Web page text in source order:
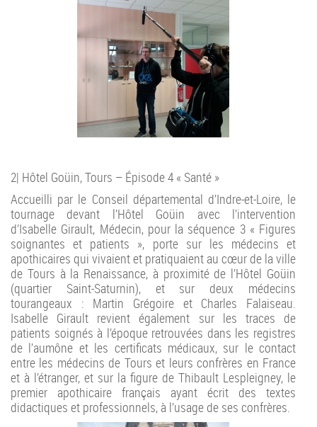
2| Hôtel Goüin, Tours – Épisode 4 « Santé »
Accueilli par le Conseil départemental d’Indre-et-Loire, le
tournage devant l’Hôtel Goüin avec l’intervention
d’Isabelle Girault, Médecin, pour la séquence 3 « Figures
soignantes et patients », porte sur les médecins et
apothicaires qui vivaient et pratiquaient au cœur de la ville
de Tours à la Renaissance, à proximité de l’Hôtel Goüin
(quartier Saint-Saturnin), et sur deux médecins
tourangeaux : Martin Grégoire et Charles Falaiseau.
Isabelle Girault revient également sur les traces de
patients soignés à l’époque retrouvées dans les registres
de l’aumône et les certificats médicaux, sur le contact
entre les médecins de Tours et leurs confrères en France
et à l’étranger, et sur la figure de Thibault Lespleigney, le
premier apothicaire français ayant écrit des textes
didactiques et professionnels, à l’usage de ses confrères.